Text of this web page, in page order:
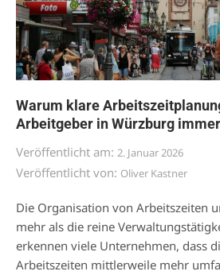
Warum klare
Arbeitgeber in Würzburg
Veröffentlicht am: 2. Januar 2026
Veröffentlicht von: Oliver Kastner
Die Organisation von Arbeitszeiten
mehr als die reine
erkennen viele Unternehmen, dass
Arbeitszeiten mittlerweile mehr